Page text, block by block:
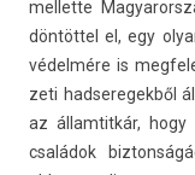
mel­lette
döntöttel el, egy
védelmére is
zeti had­seregek­ből
az állam­titkár, hogy
családok